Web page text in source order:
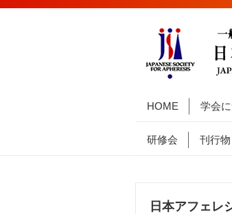
HOME 学会
研修会 刊行物
日本アフェレ